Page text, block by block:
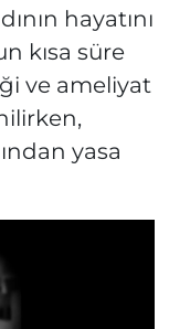
hayatını
kısa süre
ve ameliyat
yasa